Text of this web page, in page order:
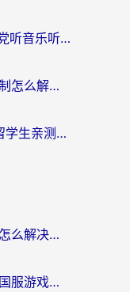
网易云ip怎么改成中国？海外党听音乐听书的无痛解决方案
海外党必看：汽水解锁地区限制怎么解除？3招解决国内影音&生活服务难题
央视影音VIP海外可以看吗？留学生亲测有效的回国加速器选择指南
女神星球海外服务器链接失败怎么解决？海外党国服游戏加速避坑指南
日本怎么玩君临传奇？海外党国服游戏加速避坑指南（附菲律宾欧洲玩家实测）